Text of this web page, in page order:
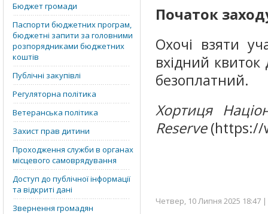
Бюджет громади
Паспорти бюджетних програм,
бюджетні запити за головними
розпорядниками бюджетних
коштів
Публічні закупівлі
Регуляторна політика
Ветеранська політика
Захист прав дитини
Проходження служби в органах
місцевого самоврядування
Доступ до публічної інформації
та відкриті дані
Звернення громадян
Початок
Охочі взяти
вхідний квиток
безоплатний.
Хортиця
Reserve(https://
Четвер, 10 Липня 2025 18:47 |